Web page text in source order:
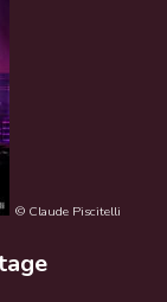
© Claude Piscitelli